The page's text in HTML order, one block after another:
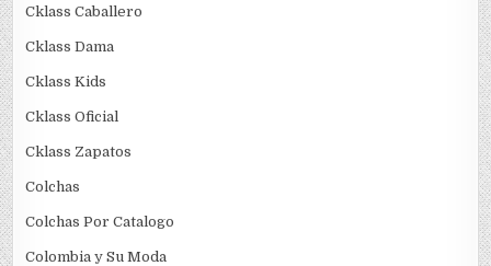
Cklass Caballero
Cklass Dama
Cklass Kids
Cklass Oficial
Cklass Zapatos
Colchas
Colchas Por Catalogo
Colombia y Su Moda